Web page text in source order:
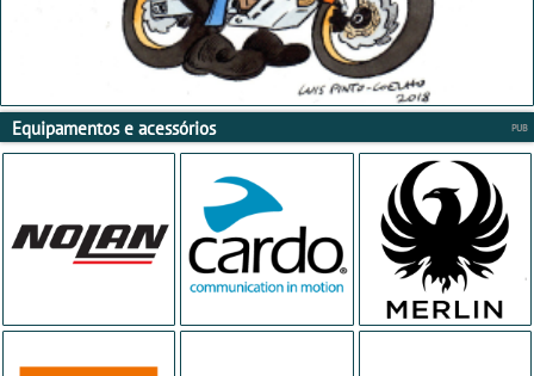
Equipamentos e acessórios